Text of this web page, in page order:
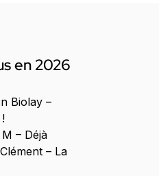
en 2026
Biolay –
– Déjà
– La